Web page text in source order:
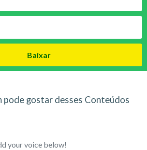
Baixar
pode gostar desses Conteúdos
your voice below!